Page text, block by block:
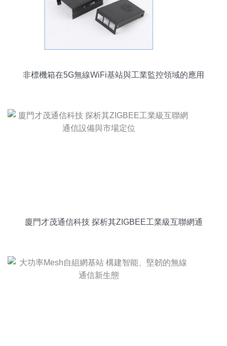
非標機箱在5G無線WiFi基站與工業監控領域的應用
廈門才茂通信科技 探析其ZIGBEE工業級互聯網通